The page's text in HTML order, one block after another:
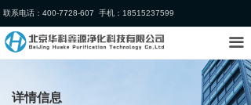
끀
首页
关于我们
业务领域
联系电话：400-7728-607 手机：18515237599
详情信息